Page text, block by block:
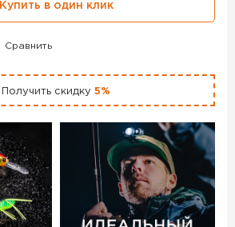
Купить в один клик
Сравнить
Получить скидку 5%